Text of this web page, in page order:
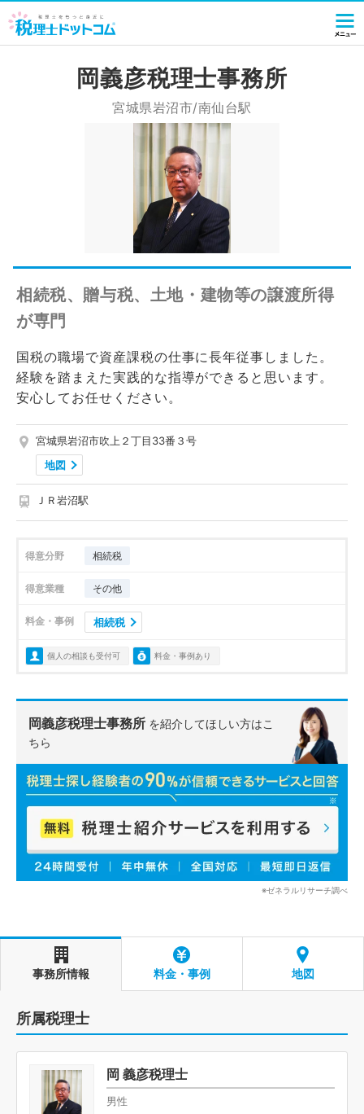
岡義彦税理士事務所
宮城県岩沼市/南仙台駅
相続税、贈与税、土地・建物等の譲渡所得
が専門
国税の職場で資産課税の仕事に長年従事しました。
経験を踏まえた実践的な指導ができると思います。
安心してお任せください。
宮城県岩沼市吹上２丁目33番３号
地図
ＪＲ岩沼駅
得意分野 相続税
得意業種 その他
料金・事例 相続税
個人の相談も受付可 料金・事例あり
岡義彦税理士事務所 を紹介してほしい方はこ
ちら
※ゼネラルリサーチ調べ
事務所情報 料金・事例 地図
所属税理士
岡 義彦税理士
男性